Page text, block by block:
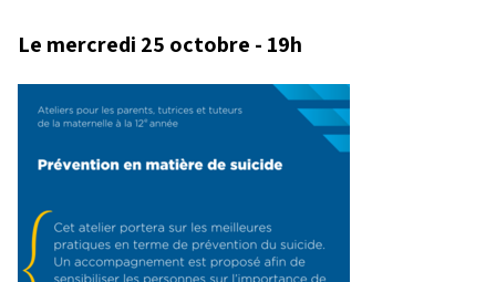
Le mercredi 25 octobre - 19h